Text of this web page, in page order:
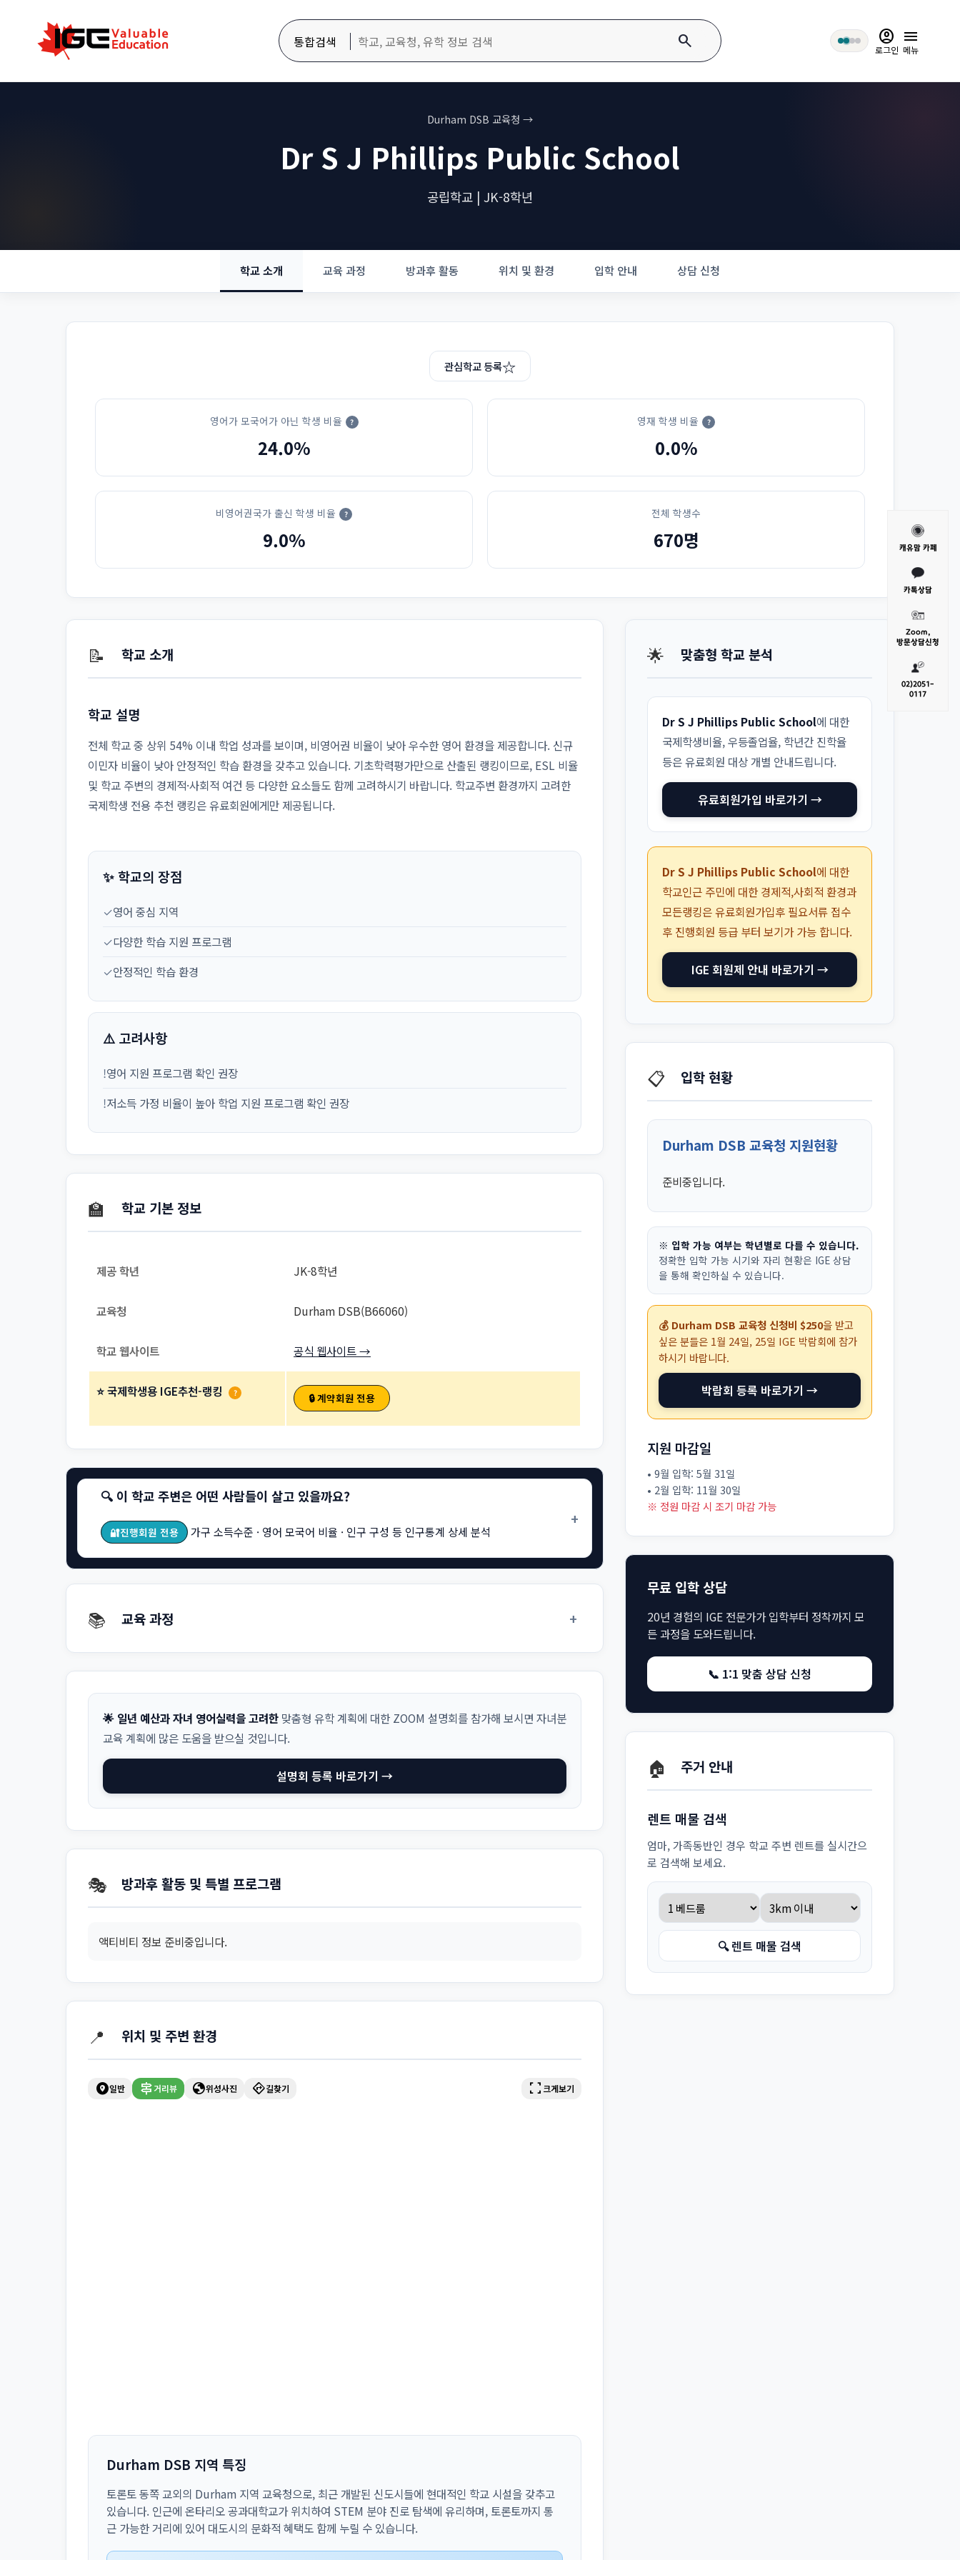
통합검색 search account_circle
로그인
menu
메뉴
Durham DSB 교육청 →
Dr S J Phillips Public School
공립학교 | JK-8학년
학교 소개 교육 과정 방과후 활동 위치 및 환경 입학 안내 상담 신청
관심학교 등록☆
영어가 모국어가 아닌 학생 비율 ?
24.0%
영재 학생 비율 ?
0.0%
비영어권국가 출신 학생 비율 ?
9.0%
전체 학생수
670명
📝 학교 소개
학교 설명
전체 학교 중 상위 54% 이내 학업 성과를 보이며, 비영어권 비율이 낮아 우수한 영어 환경을 제공합니다. 신규
이민자 비율이 낮아 안정적인 학습 환경을 갖추고 있습니다. 기초학력평가만으로 산출된 랭킹이므로, ESL 비율
및 학교 주변의 경제적·사회적 여건 등 다양한 요소들도 함께 고려하시기 바랍니다. 학교주변 환경까지 고려한
국제학생 전용 추천 랭킹은 유료회원에게만 제공됩니다.
✨ 학교의 장점
✓영어 중심 지역
✓다양한 학습 지원 프로그램
✓안정적인 학습 환경
⚠️ 고려사항
!영어 지원 프로그램 확인 권장
!저소득 가정 비율이 높아 학업 지원 프로그램 확인 권장
🏫 학교 기본 정보
제공 학년 JK-8학년
교육청 Durham DSB(B66060)
학교 웹사이트 공식 웹사이트 →
⭐ 국제학생용 IGE추천-랭킹 ? 🔒 계약회원 전용
🔍 이 학교 주변은 어떤 사람들이 살고 있을까요?
🔐진행회원 전용 가구 소득수준 · 영어 모국어 비율 · 인구 구성 등 인구통계 상세 분석
+
📚 교육 과정 +
🌟 일년 예산과 자녀 영어실력을 고려한 맞춤형 유학 계획에 대한 ZOOM 설명회를 참가해 보시면 자녀분
교육 계획에 많은 도움을 받으실 것입니다.
설명회 등록 바로가기 →
🎭 방과후 활동 및 특별 프로그램
액티비티 정보 준비중입니다.
📍 위치 및 주변 환경
explore_nearby일반 signpost거리뷰 globe위성사진 directions길찾기 fullscreen 크게보기
Durham DSB 지역 특징
토론토 동쪽 교외의 Durham 지역 교육청으로, 최근 개발된 신도시들에 현대적인 학교 시설을 갖추고
있습니다. 인근에 온타리오 공과대학교가 위치하여 STEM 분야 진로 탐색에 유리하며, 토론토까지 통
근 가능한 거리에 있어 대도시의 문화적 혜택도 함께 누릴 수 있습니다.
🌟 맞춤형 학교 분석
Dr S J Phillips Public School에 대한
국제학생비율, 우등졸업율, 학년간 진학율
등은 유료회원 대상 개별 안내드립니다.
유료회원가입 바로가기 →
Dr S J Phillips Public School에 대한
학교인근 주민에 대한 경제적,사회적 환경과
모든랭킹은 유료회원가입후 필요서류 접수
후 진행회원 등급 부터 보기가 가능 합니다.
IGE 회원제 안내 바로가기 →
📋 입학 현황
Durham DSB 교육청 지원현황
준비중입니다.
※ 입학 가능 여부는 학년별로 다를 수 있습니다.
정확한 입학 가능 시기와 자리 현황은 IGE 상담
을 통해 확인하실 수 있습니다.
💰 Durham DSB 교육청 신청비 $250을 받고
싶은 분들은 1월 24일, 25일 IGE 박람회에 참가
하시기 바랍니다.
박람회 등록 바로가기 →
지원 마감일
• 9월 입학: 5월 31일
• 2월 입학: 11월 30일
※ 정원 마감 시 조기 마감 가능
무료 입학 상담
20년 경험의 IGE 전문가가 입학부터 정착까지 모
든 과정을 도와드립니다.
📞 1:1 맞춤 상담 신청
🏠 주거 안내
렌트 매물 검색
엄마, 가족동반인 경우 학교 주변 렌트를 실시간으
로 검색해 보세요.
🔍 렌트 매물 검색
캐유맘 카페
카톡상담
Zoom,
방문상담신청
02)2051-
0117